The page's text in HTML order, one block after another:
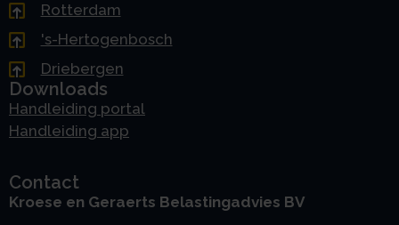
Rotterdam
's-Hertogenbosch
Driebergen
Downloads
Handleiding portal
Handleiding app
Contact
Kroese en Geraerts Belastingadvies BV